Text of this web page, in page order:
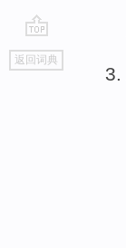
go
top
返回词典